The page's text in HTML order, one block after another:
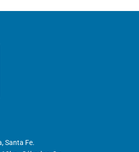
Santa Fe.